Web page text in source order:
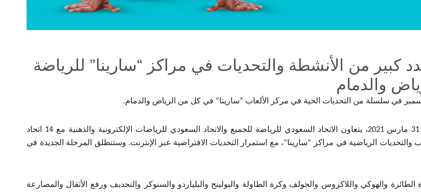
كبير من الأنشطة والتحديات في مراكز “سارينا” للرياضة
والدمام
في سلسلة من التحديات الحية في مركز الألعاب “سارينا” في كل من الرياض والدمام.
الرياضية في مراكز “سارينا”، مع استمرار التحديات الافتراضية عبر الإنترنت. وستنطلق المرحلة الجديدة في
والهوكي واللاكروس والجولف وكرة الطاولة والبولينج والبلياردو والسنوكر والتجديف ورفع الأثقال والمصارعة